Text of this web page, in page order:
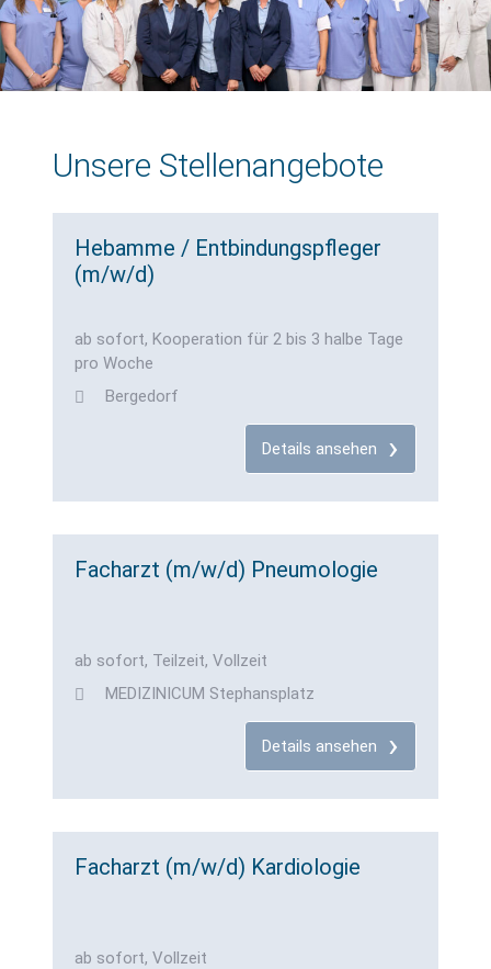
Unsere Stellenangebote
Hebamme / Entbindungspfleger
(m/w/d)
ab sofort, Kooperation für 2 bis 3 halbe Tage
pro Woche
Bergedorf
Details ansehen
Facharzt (m/w/d) Pneumologie
ab sofort, Teilzeit, Vollzeit
MEDIZINICUM Stephansplatz
Details ansehen
Facharzt (m/w/d) Kardiologie
ab sofort, Vollzeit